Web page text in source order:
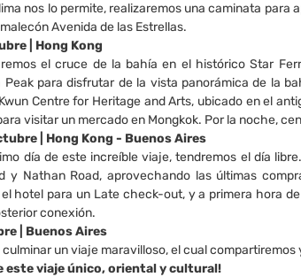
nos lo permite, realizaremos una caminata para
Avenida de las Estrellas.
| Hong Kong
el cruce de la bahía en el histórico Star
para disfrutar de la vista panorámica de la
Centre for Heritage and Arts, ubicado en el
visitar un mercado en Mongkok. Por la noche,
| Hong Kong - Buenos Aires
día de este increíble viaje, tendremos el día
y Nathan Road, aprovechando las últimas
hotel para un Late check-out, y a primera hora
conexión.
| Buenos Aires
culminar un viaje maravilloso, el cual
este viaje único, oriental y cultural!